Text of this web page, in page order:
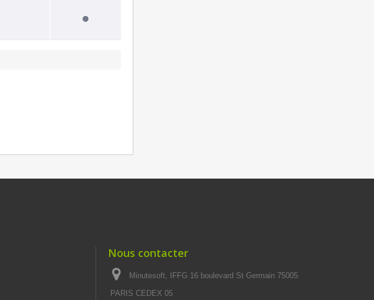
Nous contacter
Minutesoft, IFFG 16 boulevard St Germain 75005
PARIS CEDEX 05